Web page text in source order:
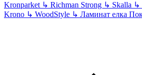
Kronparket ↳ Richman Strong ↳ Skalla ↳
Krono ↳ WoodStyle ↳ Ламинат елка